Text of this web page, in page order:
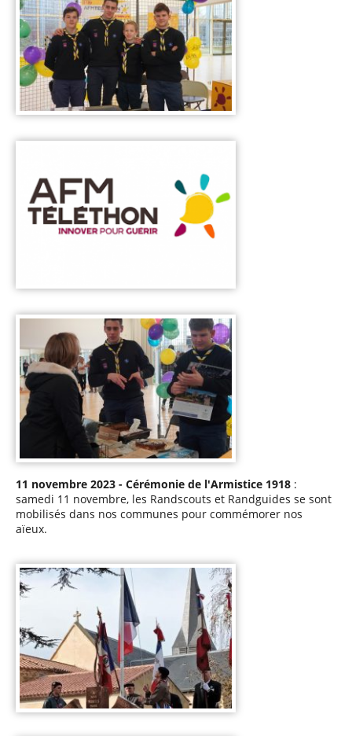
11 novembre 2023 - Cérémonie de l'Armistice 1918 :
samedi 11 novembre, les Randscouts et Randguides se sont
mobilisés dans nos communes pour commémorer nos
aïeux.